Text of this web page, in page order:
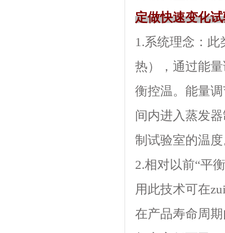
定做快速变化
1.系统理念：
热），通过
衡控温。能
间内进入蒸发器
制试验室的温度
2.相对以前“平衡
用此技术可在zui
在产品寿命周